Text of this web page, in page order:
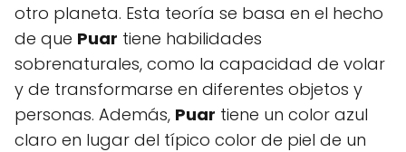
otro planeta. Esta teoría se basa en el hecho
de que Puar tiene habilidades
sobrenaturales, como la capacidad de volar
y de transformarse en diferentes objetos y
personas. Además, Puar tiene un color azul
claro en lugar del típico color de piel de un